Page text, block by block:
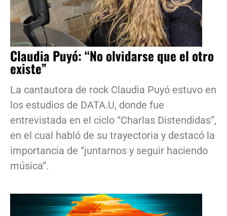
Claudia Puyó: “No olvidarse que el otro
existe”
La cantautora de rock Claudia Puyó estuvo en
los estudios de DATA.U, donde fue
entrevistada en el ciclo “Charlas Distendidas”,
en el cual habló de su trayectoria y destacó la
importancia de “juntarnos y seguir haciendo
música”.